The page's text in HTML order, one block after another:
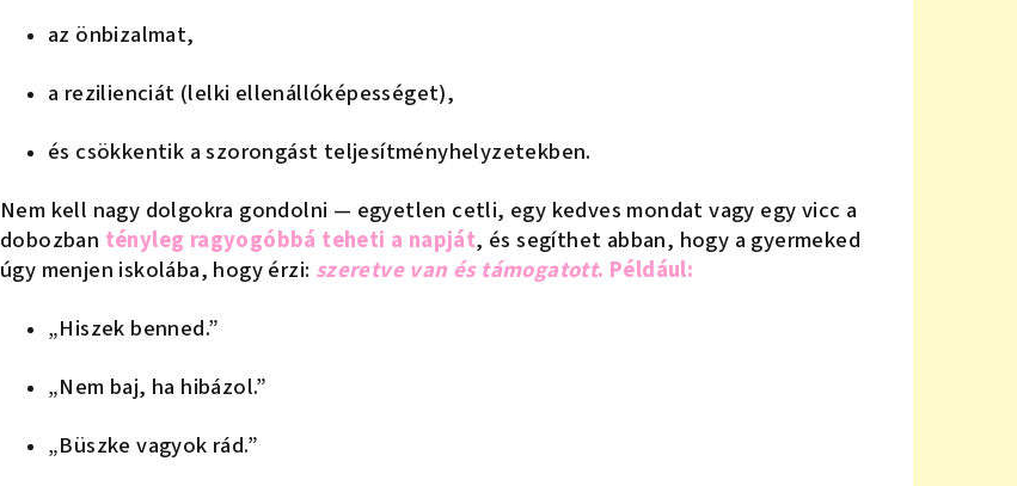
az önbizalmat,
a rezilienciát (lelki ellenállóképességet),
és csökkentik a szorongást teljesítményhelyzetekben.
Nem kell nagy dolgokra gondolni — egyetlen cetli, egy kedves mondat vagy egy vicc a
dobozban tényleg ragyogóbbá teheti a napját, és segíthet abban, hogy a gyermeked
úgy menjen iskolába, hogy érzi: szeretve van és támogatott. Például:
„Hiszek benned.”
„Nem baj, ha hibázol.”
„Büszke vagyok rád.”